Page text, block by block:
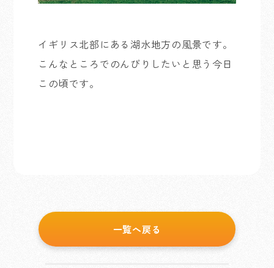
イギリス北部にある湖水地方の風景です。
こんなところでのんびりしたいと思う今日
この頃です。
一覧へ戻る